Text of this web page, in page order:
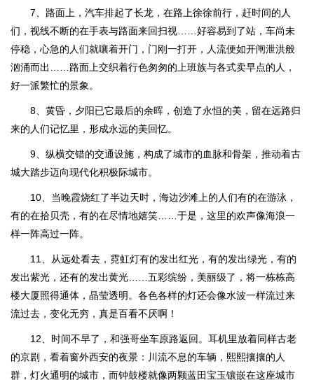
7、路面上，汽车排起了长龙，在路上徐徐前行，赶时间的人
们，视线不断的在手表与路面来回扫视……好容易到了站，车尚未
停稳，心急的人们就嚷着开门，门刚一打开，人流便如开闸泄洪般
汹涌而出……路面上交织着行色匆匆的上班族与各式卖早点的人，
好一派繁忙的景象。
8、黄昏，夕阳已它最后的余晖，创造了永恒的美，留在远路归
来的人们记忆里，形成永远的美回忆。
9、纵横交错的交通设施，构成了城市的血脉和骨架，推动着古
城大踏步迈向现代化积极际城市。
10、当晚霞烧红了半边天时，海边沙滩上的人们有的在游泳，
有的在拾贝壳，有的在尽情地嬉笑……于是，这里的欢声像海浪一
样一阵高过一阵。
11、从远处看去，霓虹灯有的发出红光，有的发出绿光，有的
发出紫光，还有的发出黄光……五彩缤纷，美丽级了，将一栋栋高
楼大厦照得通体，晶莹透明。各色各样的灯还会像水波一样流过来
流过去，变化无穷，真是百看不厌啊！
12、时间不早了，和强哥坐车原路返回。耳机里放着同样古老
的京剧，看着窗外西安的夜景：川流不息的车辆，熙熙攘攘的人
群，灯火通明的城市，而钟鼓楼就像两颗蓝田宝玉镶嵌在这座城市